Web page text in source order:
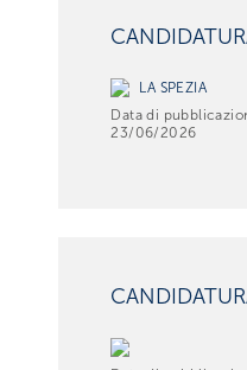
LA SPEZIA
Data di
23/06/2026